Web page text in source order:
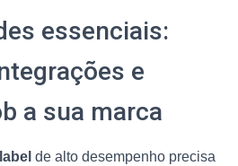
essenciais:
e
a sua marca
de alto desempenho precisa